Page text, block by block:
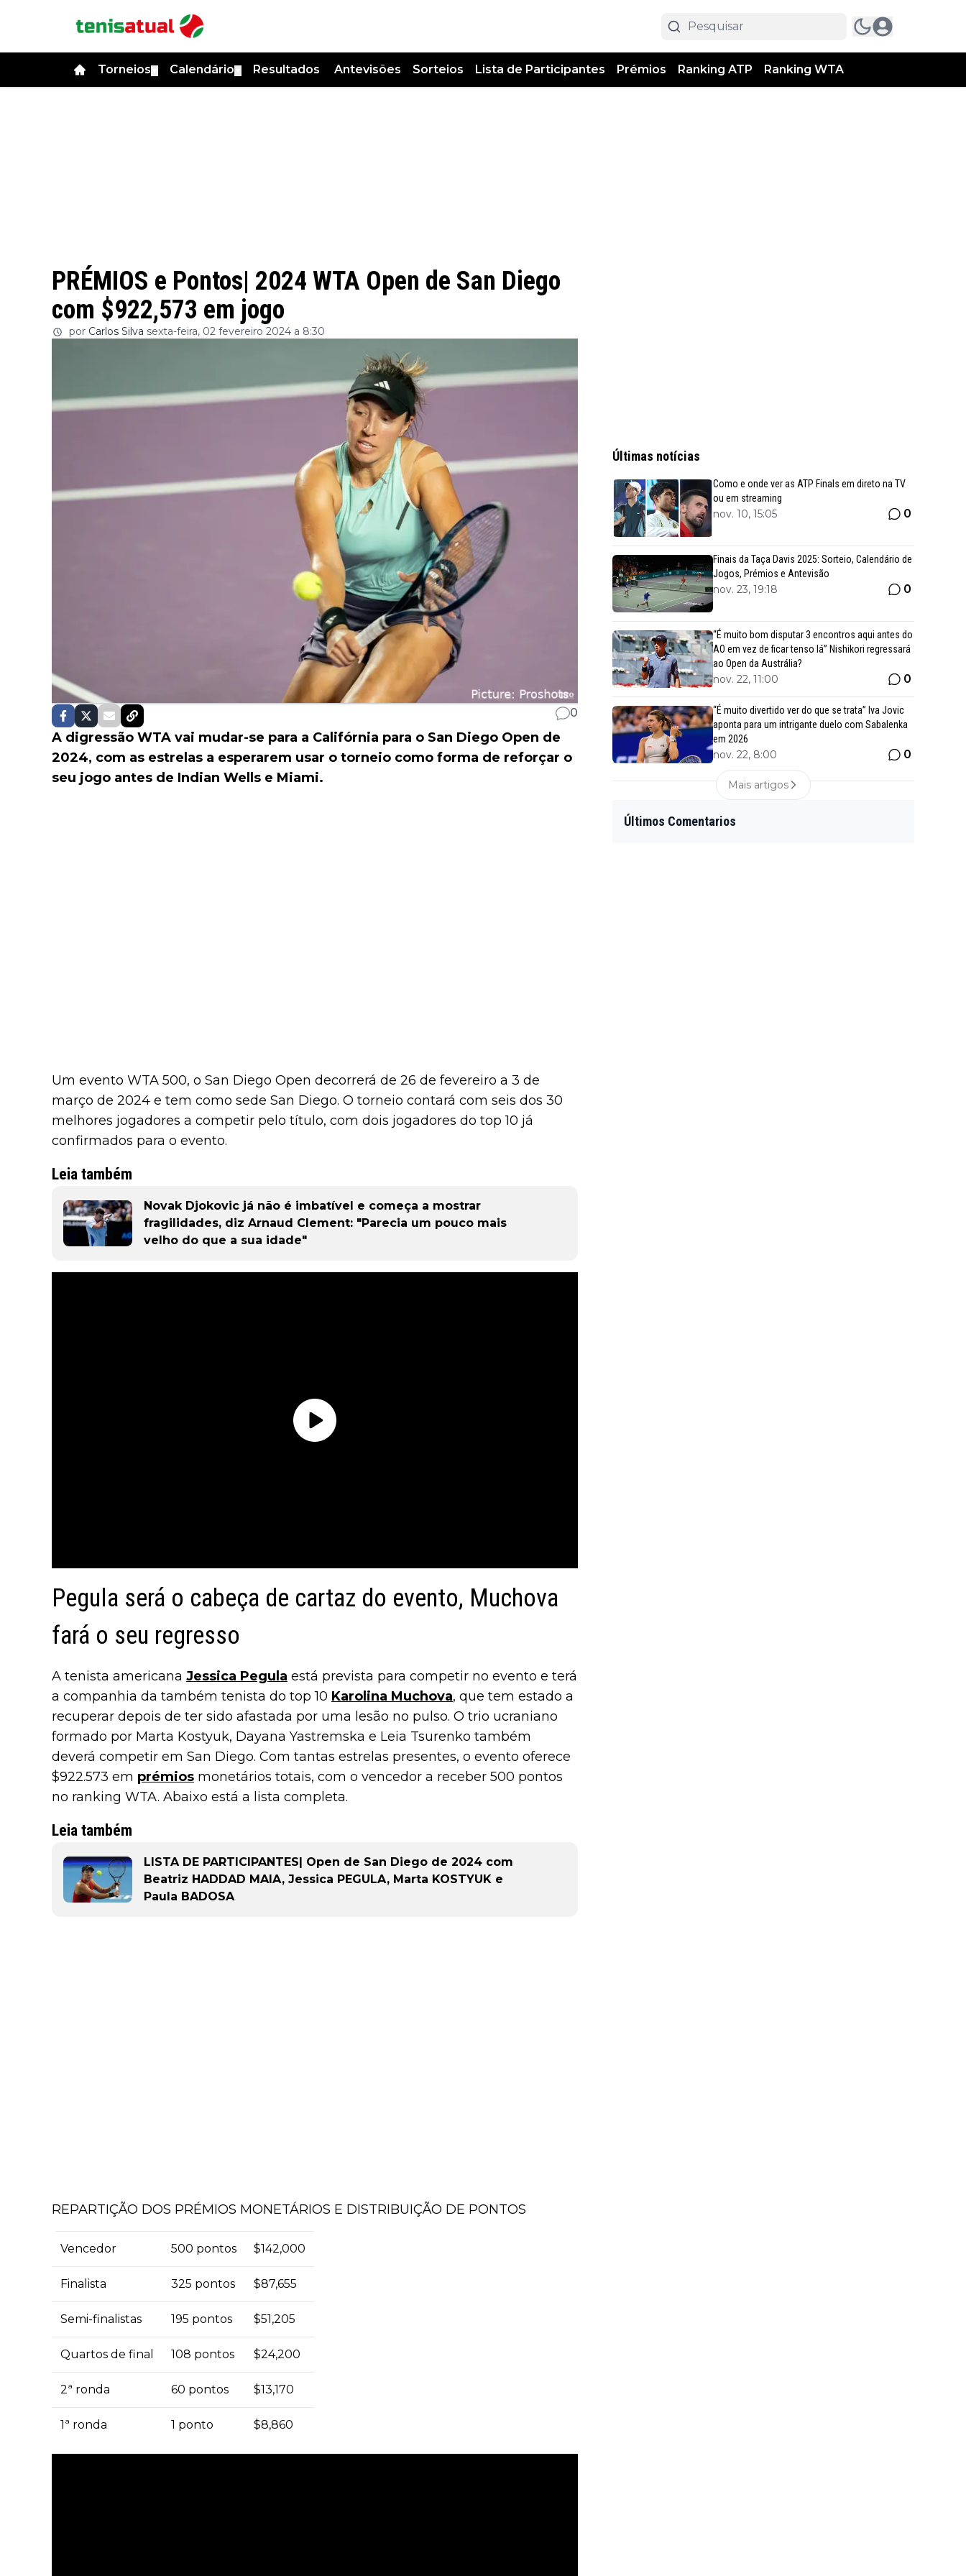
Torneios Calendário Resultados Antevisões Sorteios Lista de Participantes Prémios Ranking ATP Ranking WTA
PRÉMIOS e Pontos| 2024 WTA Open de San Diego
com $922,573 em jogo
por Carlos Silva sexta-feira, 02 fevereiro 2024 a 8:30
0
A digressão WTA vai mudar-se para a Califórnia para o San Diego Open de
2024, com as estrelas a esperarem usar o torneio como forma de reforçar o
seu jogo antes de Indian Wells e Miami.
Um evento WTA 500, o San Diego Open decorrerá de 26 de fevereiro a 3 de
março de 2024 e tem como sede San Diego. O torneio contará com seis dos 30
melhores jogadores a competir pelo título, com dois jogadores do top 10 já
confirmados para o evento.
Leia também
Novak Djokovic já não é imbatível e começa a mostrar
fragilidades, diz Arnaud Clement: "Parecia um pouco mais
velho do que a sua idade"
Pegula será o cabeça de cartaz do evento, Muchova
fará o seu regresso
A tenista americana Jessica Pegula está prevista para competir no evento e terá
a companhia da também tenista do top 10 Karolina Muchova, que tem estado a
recuperar depois de ter sido afastada por uma lesão no pulso. O trio ucraniano
formado por Marta Kostyuk, Dayana Yastremska e Leia Tsurenko também
deverá competir em San Diego. Com tantas estrelas presentes, o evento oferece
$922.573 em prémios monetários totais, com o vencedor a receber 500 pontos
no ranking WTA. Abaixo está a lista completa.
Leia também
LISTA DE PARTICIPANTES| Open de San Diego de 2024 com
Beatriz HADDAD MAIA, Jessica PEGULA, Marta KOSTYUK e
Paula BADOSA
REPARTIÇÃO DOS PRÉMIOS MONETÁRIOS E DISTRIBUIÇÃO DE PONTOS
Vencedor 500 pontos $142,000
Finalista 325 pontos $87,655
Semi-finalistas 195 pontos $51,205
Quartos de final 108 pontos $24,200
2ª ronda 60 pontos $13,170
1ª ronda 1 ponto $8,860
Últimas notícias
Como e onde ver as ATP Finals em direto na TV
ou em streaming
nov. 10, 15:05 0
Finais da Taça Davis 2025: Sorteio, Calendário de
Jogos, Prémios e Antevisão
nov. 23, 19:18 0
“É muito bom disputar 3 encontros aqui antes do
AO em vez de ficar tenso lá” Nishikori regressará
ao Open da Austrália?
nov. 22, 11:00 0
“É muito divertido ver do que se trata” Iva Jovic
aponta para um intrigante duelo com Sabalenka
em 2026
nov. 22, 8:00 0
Mais artigos
Últimos Comentarios